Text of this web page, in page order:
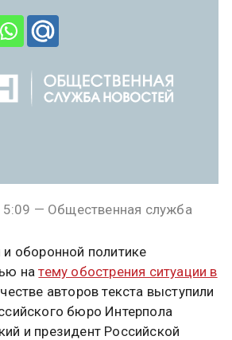
— Общественная служба
оборонной политике
натему обострения ситуации в
авторов текста выступили
бюро Интерпола
и президент Российской